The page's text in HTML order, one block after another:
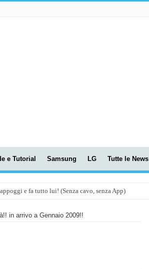
e Tutorial Samsung LG Tutte le News
e fa tutto lui! (Senza cavo, senza App)
in arrivo a Gennaio 2009!!